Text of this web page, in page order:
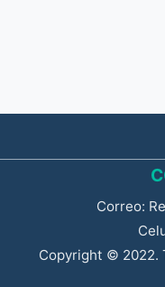
Correo:
Copyright © 2022.